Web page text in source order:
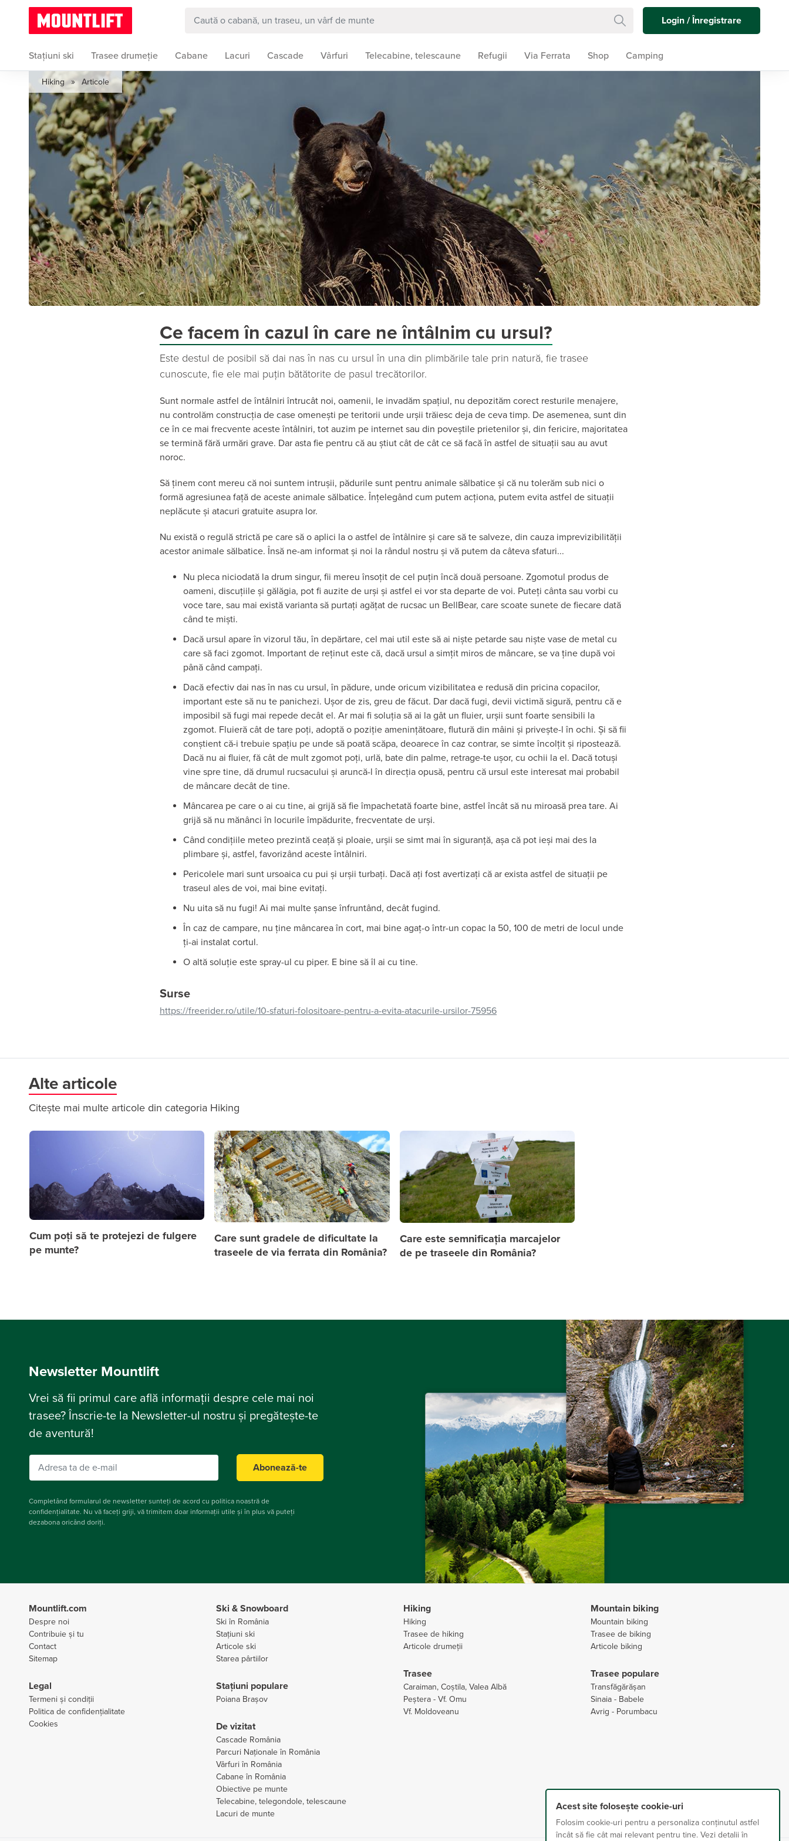
Login / Înregistrare
Stațiuni ski Trasee drumeție Cabane Lacuri Cascade Vârfuri Telecabine, telescaune Refugii Via Ferrata Shop Camping
Hiking » Articole
Ce facem în cazul în care ne întâlnim cu ursul?
Este destul de posibil să dai nas în nas cu ursul în una din plimbările tale prin natură, fie trasee
cunoscute, fie ele mai puțin bătătorite de pasul trecătorilor.
Sunt normale astfel de întâlniri întrucât noi, oamenii, le invadăm spațiul, nu depozităm corect resturile menajere,
nu controlăm construcția de case omenești pe teritorii unde urșii trăiesc deja de ceva timp. De asemenea, sunt din
ce în ce mai frecvente aceste întâlniri, tot auzim pe internet sau din poveștile prietenilor și, din fericire, majoritatea
se termină fără urmări grave. Dar asta fie pentru că au știut cât de cât ce să facă în astfel de situații sau au avut
noroc.
Să ținem cont mereu că noi suntem intrușii, pădurile sunt pentru animale sălbatice și că nu tolerăm sub nici o
formă agresiunea față de aceste animale sălbatice. Înțelegând cum putem acționa, putem evita astfel de situații
neplăcute și atacuri gratuite asupra lor.
Nu există o regulă strictă pe care să o aplici la o astfel de întâlnire și care să te salveze, din cauza imprevizibilității
acestor animale sălbatice. Însă ne-am informat și noi la rândul nostru și vă putem da câteva sfaturi...
Nu pleca niciodată la drum singur, fii mereu însoțit de cel puțin încă două persoane. Zgomotul produs de
oameni, discuțiile și gălăgia, pot fi auzite de urși și astfel ei vor sta departe de voi. Puteți cânta sau vorbi cu
voce tare, sau mai există varianta să purtați agățat de rucsac un BellBear, care scoate sunete de fiecare dată
când te miști.
Dacă ursul apare în vizorul tău, în depărtare, cel mai util este să ai niște petarde sau niște vase de metal cu
care să faci zgomot. Important de reținut este că, dacă ursul a simțit miros de mâncare, se va ține după voi
până când campați.
Dacă efectiv dai nas în nas cu ursul, în pădure, unde oricum vizibilitatea e redusă din pricina copacilor,
important este să nu te panichezi. Ușor de zis, greu de făcut. Dar dacă fugi, devii victimă sigură, pentru că e
imposibil să fugi mai repede decât el. Ar mai fi soluția să ai la gât un fluier, urșii sunt foarte sensibili la
zgomot. Fluieră cât de tare poți, adoptă o poziție amenințătoare, flutură din mâini și privește-l în ochi. Și să fii
conștient că-i trebuie spațiu pe unde să poată scăpa, deoarece în caz contrar, se simte încolțit și ripostează.
Dacă nu ai fluier, fă cât de mult zgomot poți, urlă, bate din palme, retrage-te ușor, cu ochii la el. Dacă totuși
vine spre tine, dă drumul rucsacului și aruncă-l în direcția opusă, pentru că ursul este interesat mai probabil
de mâncare decât de tine.
Mâncarea pe care o ai cu tine, ai grijă să fie împachetată foarte bine, astfel încât să nu miroasă prea tare. Ai
grijă să nu mănânci în locurile împădurite, frecventate de urși.
Când condițiile meteo prezintă ceață și ploaie, urșii se simt mai în siguranță, așa că pot ieși mai des la
plimbare și, astfel, favorizând aceste întâlniri.
Pericolele mari sunt ursoaica cu pui și urșii turbați. Dacă ați fost avertizați că ar exista astfel de situații pe
traseul ales de voi, mai bine evitați.
Nu uita să nu fugi! Ai mai multe șanse înfruntând, decât fugind.
În caz de campare, nu ține mâncarea în cort, mai bine agaț-o într-un copac la 50, 100 de metri de locul unde
ți-ai instalat cortul.
O altă soluție este spray-ul cu piper. E bine să îl ai cu tine.
Surse
https://freerider.ro/utile/10-sfaturi-folositoare-pentru-a-evita-atacurile-ursilor-75956
Alte articole
Citește mai multe articole din categoria Hiking
Cum poți să te protejezi de fulgere
pe munte?
Care sunt gradele de dificultate la
traseele de via ferrata din România?
Care este semnificația marcajelor
de pe traseele din România?
Newsletter Mountlift
Vrei să fii primul care află informații despre cele mai noi
trasee? Înscrie-te la Newsletter-ul nostru și pregătește-te
de aventură!
Abonează-te
Completând formularul de newsletter sunteți de acord cu politica noastră de
confidențialitate. Nu vă faceți griji, vă trimitem doar informații utile și în plus vă puteți
dezabona oricând doriți.
Mountlift.com
Despre noi
Contribuie și tu
Contact
Sitemap
Legal
Termeni și condiții
Politica de confidențialitate
Cookies
Ski & Snowboard
Ski în România
Stațiuni ski
Articole ski
Starea pârtiilor
Stațiuni populare
Poiana Brașov
De vizitat
Cascade România
Parcuri Naționale în România
Vârfuri în România
Cabane în România
Obiective pe munte
Telecabine, telegondole, telescaune
Lacuri de munte
Hiking
Hiking
Trasee de hiking
Articole drumeții
Trasee
Caraiman, Coștila, Valea Albă
Peștera - Vf. Omu
Vf. Moldoveanu
Mountain biking
Mountain biking
Trasee de biking
Articole biking
Trasee populare
Transfăgărășan
Sinaia - Babele
Avrig - Porumbacu
Acest site folosește cookie-uri
Folosim cookie-uri pentru a personaliza conținutul astfel
încât să fie cât mai relevant pentru tine. Vezi detalii în